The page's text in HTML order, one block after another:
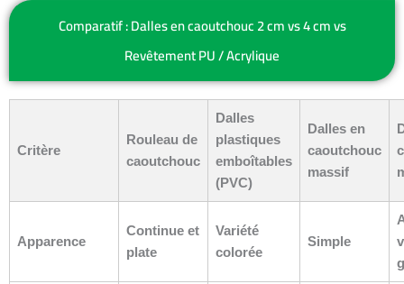
Comparatif : Dalles en caoutchouc 2 cm vs 4 cm vs
Revêtement PU / Acrylique
Critère
Rouleau de
caoutchouc
Dalles
plastiques
emboîtables
(PVC)
Dalles en
caoutchouc
massif
Apparence
Continue et
plate
Variété
colorée
Simple